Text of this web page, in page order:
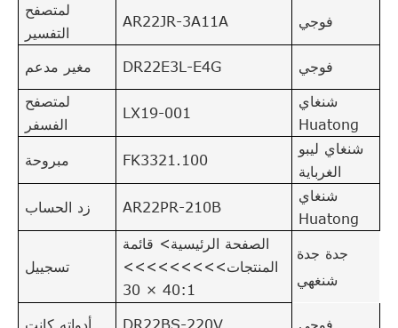
لمتصفح
التفسير
AR22JR-3A11A فوجي
مغير مدعم DR22E3L-E4G فوجي
لمتصفح
الفسفر
LX19-001
شنغاي
Huatong
مبروحة FK3321.100
شنغاي ليبو
الغرباية
زد الحساب AR22PR-210B
شنغاي
Huatong
تسجييل
الصفحة الرئيسية> قائمة
المنتجات>>>>>>>>>
40:1 × 30
جدة جدة
شنغهي
أدواته كانت DR22BS-220V فوجي